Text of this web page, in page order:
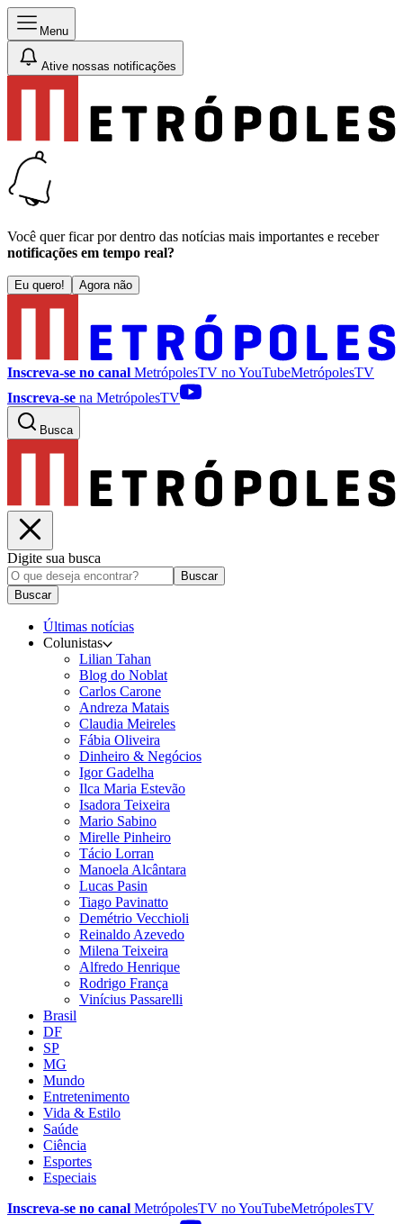
Menu
Ative nossas notificações
Você quer ficar por dentro das notícias mais importantes e receber
notificações em tempo real?
Eu quero! Agora não
Inscreva-se no canal MetrópolesTV noYouTubeMetrópolesTV
Inscreva-se na MetrópolesTV
Busca
Digite sua busca
Buscar
Buscar
Últimas notícias
Colunistas
Lilian Tahan
Blog do Noblat
Carlos Carone
Andreza Matais
Claudia Meireles
Fábia Oliveira
Dinheiro & Negócios
Igor Gadelha
Ilca Maria Estevão
Isadora Teixeira
Mario Sabino
Mirelle Pinheiro
Tácio Lorran
Manoela Alcântara
Lucas Pasin
Tiago Pavinatto
Demétrio Vecchioli
Reinaldo Azevedo
Milena Teixeira
Alfredo Henrique
Rodrigo França
Vinícius Passarelli
Brasil
DF
SP
MG
Mundo
Entretenimento
Vida & Estilo
Saúde
Ciência
Esportes
Especiais
Inscreva-se no canal MetrópolesTV noYouTubeMetrópolesTV